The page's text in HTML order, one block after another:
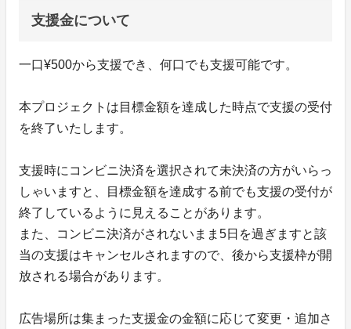
支援金について
一口¥500から支援でき、何口でも支援可能です。
本プロジェクトは目標金額を達成した時点で支援の受付
を終了いたします。
支援時にコンビニ決済を選択されて未決済の方がいらっ
しゃいますと、目標金額を達成する前でも支援の受付が
終了しているように見えることがあります。
また、コンビニ決済がされないまま5日を過ぎますと該
当の支援はキャンセルされますので、後から支援枠が開
放される場合があります。
広告場所は集まった支援金の金額に応じて変更・追加さ